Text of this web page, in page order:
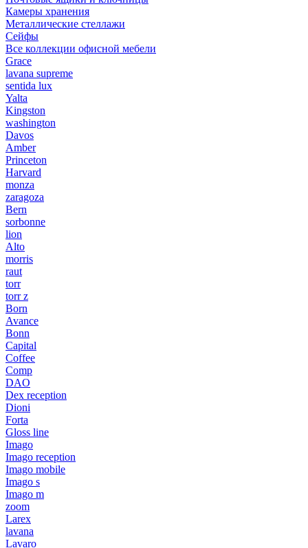
Камеры хранения
Металлические стеллажи
Сейфы
Все коллекции офисной мебели
Grace
lavana supreme
sentida lux
Yalta
Kingston
washington
Davos
Amber
Princeton
Harvard
monza
zaragoza
Bern
sorbonne
lion
Alto
morris
raut
torr
torr z
Born
Avance
Bonn
Capital
Coffee
Comp
DAO
Dex reception
Dioni
Forta
Gloss line
Imago
Imago reception
Imago mobile
Imago s
Imago m
zoom
Larex
lavana
Lavaro